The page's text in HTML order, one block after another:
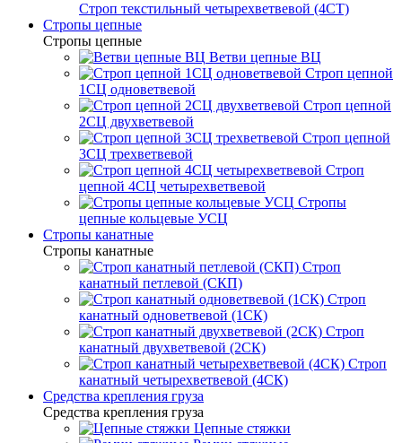
Строп текстильный четырехветвевой (4СТ)
Стропы цепные
Стропы цепные
Ветви цепные ВЦ
Строп цепной
1СЦ одноветвевой
Строп цепной
2СЦ двухветвевой
Строп цепной
3СЦ трехветвевой
Строп
цепной 4СЦ четырехветвевой
Стропы
цепные кольцевые УСЦ
Стропы канатные
Стропы канатные
Строп
канатный петлевой (СКП)
Строп
канатный одноветвевой (1СК)
Строп
канатный двухветвевой (2СК)
Строп
канатный четырехветвевой (4СК)
Средства крепления груза
Средства крепления груза
Цепные стяжки